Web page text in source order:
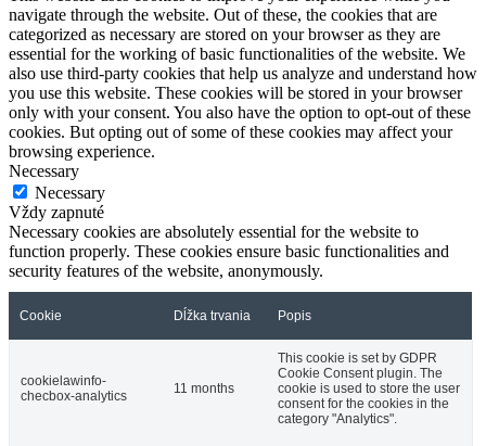
navigate through the website. Out of these, the cookies that are
categorized as necessary are stored on your browser as they are
essential for the working of basic functionalities of the website. We
also use third-party cookies that help us analyze and understand how
you use this website. These cookies will be stored in your browser
only with your consent. You also have the option to opt-out of these
cookies. But opting out of some of these cookies may affect your
browsing experience.
Necessary
Necessary
Vždy zapnuté
Necessary cookies are absolutely essential for the website to
function properly. These cookies ensure basic functionalities and
security features of the website, anonymously.
Cookie Dĺžka trvania Popis
cookielawinfo-
checbox-analytics
11 months
This cookie is set by GDPR
Cookie Consent plugin. The
cookie is used to store the user
consent for the cookies in the
category "Analytics".